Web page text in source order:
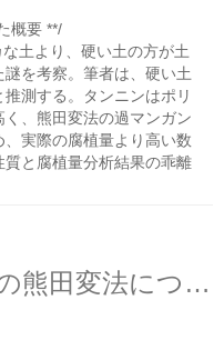
概要 **/
土より、硬い土の方が土
を考察。筆者は、硬い土
測する。タンニンはポリ
、熊田変法の過マンガン
実際の腐植量より高い数
と腐植量分析結果の乖離
土壌分析の腐植の測定の熊田変法について